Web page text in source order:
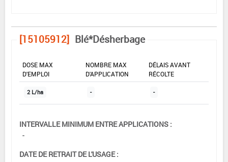
[15105912] Blé*Désherbage
DOSE MAX
D'EMPLOI
NOMBRE MAX
D'APPLICATION
DÉLAIS AVANT
RÉCOLTE
2 L/ha - -
INTERVALLE MINIMUM ENTRE APPLICATIONS :
-
DATE DE RETRAIT DE L'USAGE :